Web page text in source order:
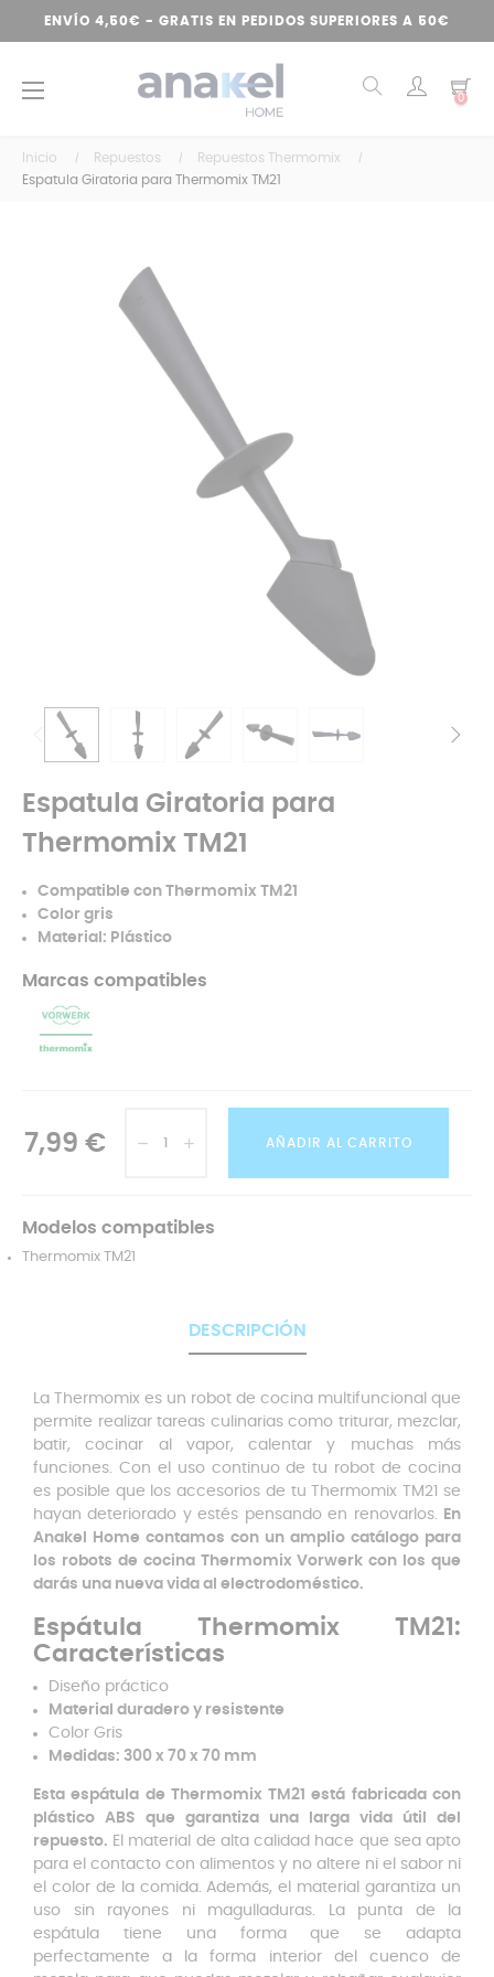
ENVÍO 4,50€ - GRATIS EN PEDIDOS SUPERIORES A 50€
Navegación
☰ 0
Inicio Repuestos
Repuestos Thermomix
Espatula Giratoria para Thermomix TM21
Espatula Giratoria para
Thermomix TM21
Compatible con Thermomix TM21
Color gris
Material: Plástico
Marcas compatibles
7,99 € AÑADIR AL CARRITO
Modelos compatibles
Thermomix TM21
DESCRIPCIÓN
La Thermomix es un robot de cocina multifuncional que
permite realizar tareas culinarias como triturar, mezclar,
batir, cocinar al vapor, calentar y muchas más
funciones. Con el uso continuo de tu robot de cocina
es posible que los accesorios de tu Thermomix TM21 se
hayan deteriorado y estés pensando en renovarlos.
En
Anakel Home contamos con un amplio catálogo para
los robots de cocina Thermomix Vorwerk con los que
darás una nueva vida al electrodoméstico.
Espátula Thermomix TM21:
Características
Diseño práctico
Material duradero y resistente
Color Gris
Medidas: 300 x 70 x 70 mm
Esta espátula de Thermomix TM21 está fabricada con
plástico ABS que garantiza una larga vida útil del
repuesto. El material de alta calidad hace que sea apto
para el contacto con alimentos y no altere ni el sabor ni
el color de la comida. Además, el material garantiza un
uso sin rayones ni magulladuras. La punta de la
espátula tiene una forma que se adapta
perfectamente a la forma interior del cuenco de